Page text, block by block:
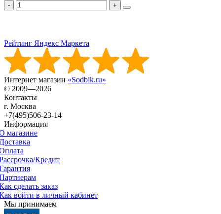
Рейтинг Яндекс Маркета
Интернет магазин «Sodbik.ru»
© 2009—2026
Контакты
г. Москва
+7(495)506-23-14
Информация
магазине
Кредит
сделать заказ
войти в личный кабинет
Мы принимаем